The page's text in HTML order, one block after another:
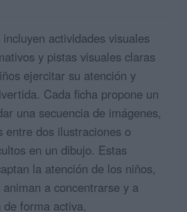
actividades visuales
y pistas visuales claras
ejercitar su atención y
Cada ficha propone un
una secuencia de imágenes,
entre dos ilustraciones o
en un dibujo. Estas
la atención de los niños,
a concentrarse y a
forma activa.